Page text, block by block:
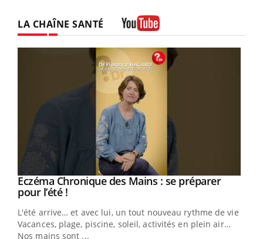
LA CHAÎNE SANTÉ
Youtube
Eczéma Chronique des Mains : se préparer
pour l’été !Youtube
L'été arrive… et avec lui, un tout nouveau rythme de vie !
Vacances, plage, piscine, soleil, activités en plein air…
Nos mains sont ...